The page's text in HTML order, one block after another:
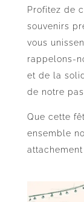
Profitez de
souvenirs
vous
rappelons-
et de la
de notre
Que cette
ensemble